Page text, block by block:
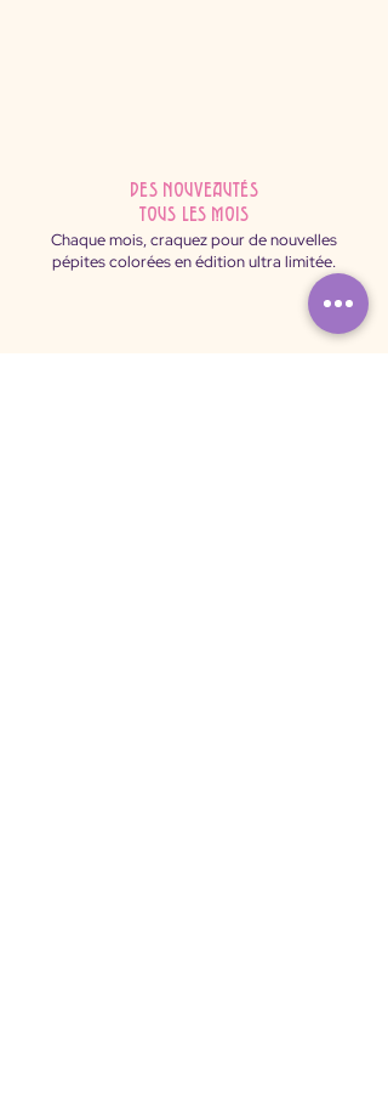
des nouveautés
tous les mois
Chaque mois, craquez pour de nouvelles
pépites colorées en édition ultra limitée.